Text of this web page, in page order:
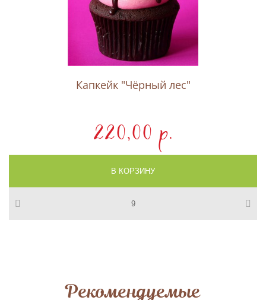
Капкейк "Чёрный лес"
220,00 p.
Рекомендуемые